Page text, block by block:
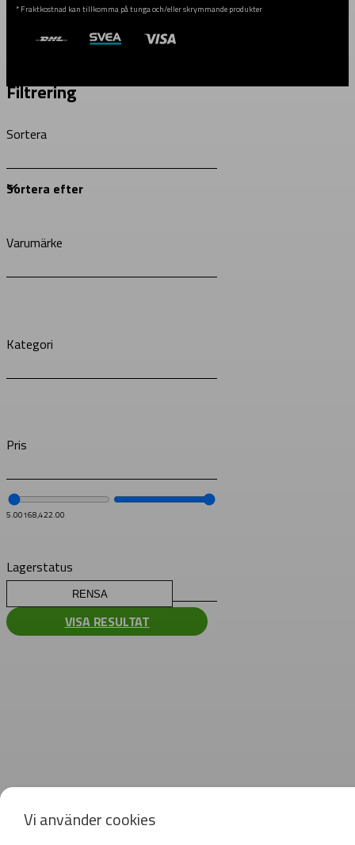
* Fraktkostnad kan tillkomma på tunga och/eller skrymmande produkter
Vi använder cookies
Filtrering
Sortera
Varumärke
Kategori
Pris
5.00168,422.00
Lagerstatus
RENSA
VISA RESULTAT